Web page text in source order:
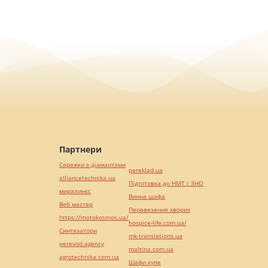
Партнери
Сережки з діамантами
alliancetechnika.ua
миралинкс
Веб мастер
https://motokosmos.ua/
Синтезатори
perevod.agency
agrotechnika.com.ua
pereklad.ua
Підготовка до НМТ / ЗНО
Винна шафа
Перевезення хворих
hospice-life.com.ua/
mk-translations.ua
maltina.com.ua
Шафи купе